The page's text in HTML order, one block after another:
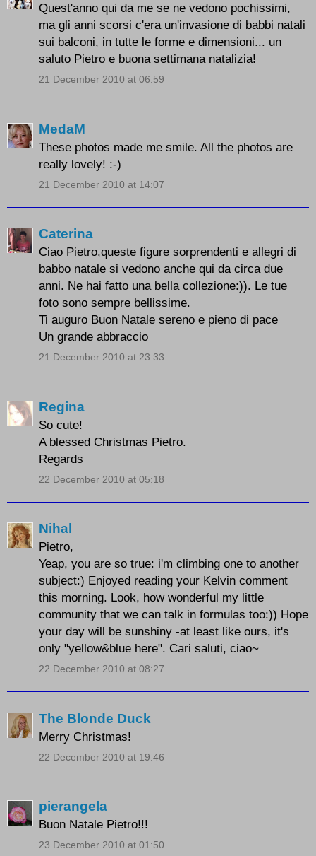
Quest'anno qui da me se ne vedono pochissimi,
ma gli anni scorsi c'era un'invasione di babbi natali
sui balconi, in tutte le forme e dimensioni... un
saluto Pietro e buona settimana natalizia!
21 December 2010 at 06:59
MedaM
These photos made me smile. All the photos are
really lovely! :-)
21 December 2010 at 14:07
Caterina
Ciao Pietro,queste figure sorprendenti e allegri di
babbo natale si vedono anche qui da circa due
anni. Ne hai fatto una bella collezione:)). Le tue
foto sono sempre bellissime.
Ti auguro Buon Natale sereno e pieno di pace
Un grande abbraccio
21 December 2010 at 23:33
Regina
So cute!
A blessed Christmas Pietro.
Regards
22 December 2010 at 05:18
Nihal
Pietro,
Yeap, you are so true: i'm climbing one to another
subject:) Enjoyed reading your Kelvin comment
this morning. Look, how wonderful my little
community that we can talk in formulas too:)) Hope
your day will be sunshiny -at least like ours, it's
only "yellow&blue here". Cari saluti, ciao~
22 December 2010 at 08:27
The Blonde Duck
Merry Christmas!
22 December 2010 at 19:46
pierangela
Buon Natale Pietro!!!
23 December 2010 at 01:50